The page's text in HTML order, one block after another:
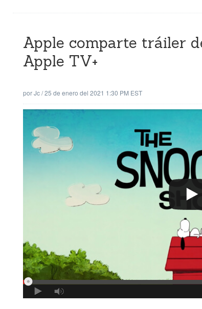
Apple comparte tráiler
Apple TV+
porJc/25 de enero del 2021 1:30 PM EST